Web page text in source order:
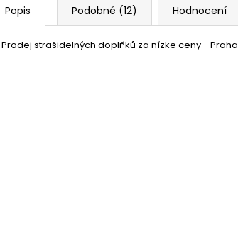
Popis Podobné (12) Hodnocení
Prodej strašidelných doplňků za nízke ceny - Praha